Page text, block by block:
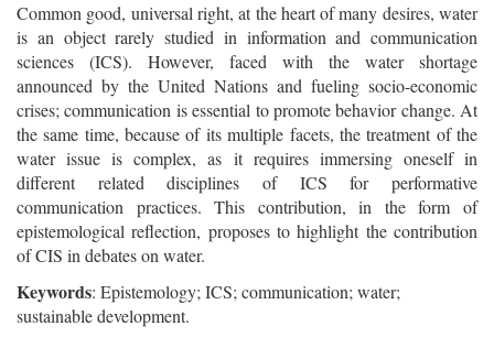
Common good, universal right, at the heart of many desires, water
is an object rarely studied in information and communication
sciences (ICS). However, faced with the water shortage
announced by the United Nations and fueling socio-economic
crises; communication is essential to promote behavior change. At
the same time, because of its multiple facets, the treatment of the
water issue is complex, as it requires immersing oneself in
different related disciplines of ICS for performative
communication practices. This contribution, in the form of
epistemological reflection, proposes to highlight the contribution
of CIS in debates on water.
Keywords: Epistemology; ICS; communication; water;
sustainable development.